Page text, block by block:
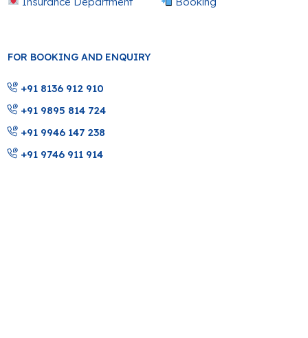
FOR BOOKING AND ENQUIRY
+91 8136 912 910
+91 9895 814 724
+91 9946 147 238
+91 9746 911 914